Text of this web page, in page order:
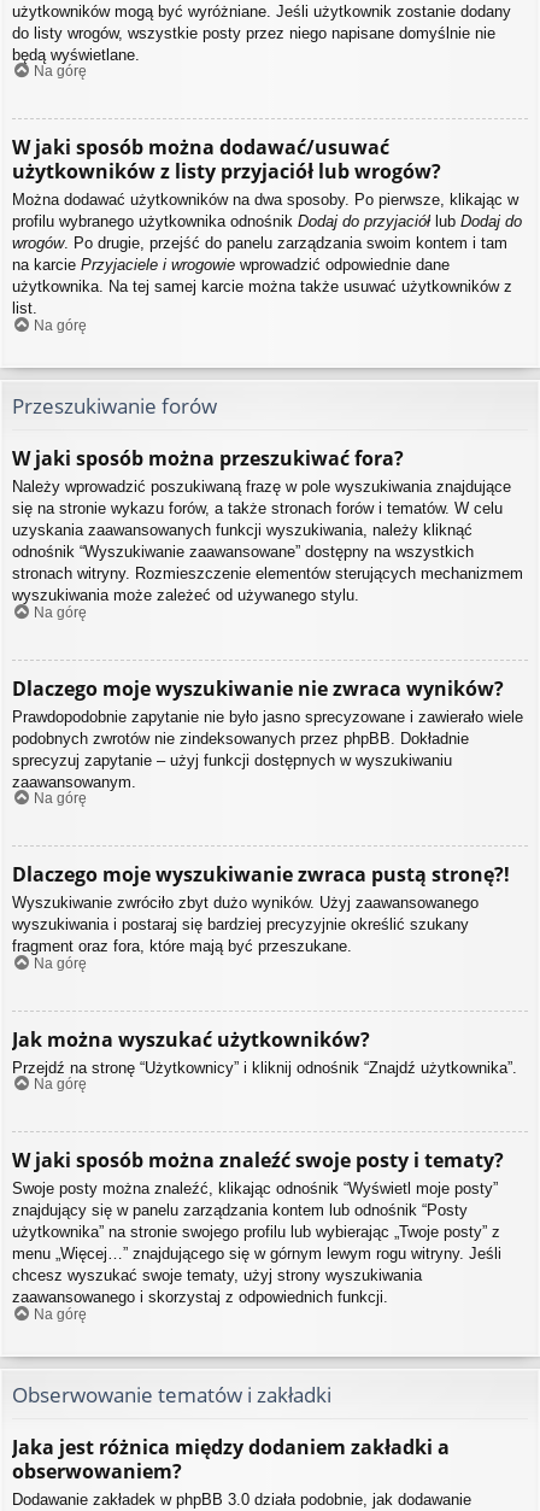
użytkowników mogą być wyróżniane. Jeśli użytkownik zostanie dodany
do listy wrogów, wszystkie posty przez niego napisane domyślnie nie
będą wyświetlane.
Na górę
W jaki sposób można dodawać/usuwać
użytkowników z listy przyjaciół lub wrogów?
Można dodawać użytkowników na dwa sposoby. Po pierwsze, klikając w
profilu wybranego użytkownika odnośnik Dodaj do przyjaciółlub Dodaj do
wrogów. Po drugie, przejść do panelu zarządzania swoim kontem i tam
na karcie Przyjaciele i wrogowie wprowadzić odpowiednie dane
użytkownika. Na tej samej karcie można także usuwać użytkowników z
list.
Na górę
Przeszukiwanie forów
W jaki sposób można przeszukiwać fora?
Należy wprowadzić poszukiwaną frazę w pole wyszukiwania znajdujące
się na stronie wykazu forów, a także stronach forów i tematów. W celu
uzyskania zaawansowanych funkcji wyszukiwania, należy kliknąć
odnośnik “Wyszukiwanie zaawansowane” dostępny na wszystkich
stronach witryny. Rozmieszczenie elementów sterujących mechanizmem
wyszukiwania może zależeć od używanego stylu.
Na górę
Dlaczego moje wyszukiwanie nie zwraca wyników?
Prawdopodobnie zapytanie nie było jasno sprecyzowane i zawierało wiele
podobnych zwrotów nie zindeksowanych przez phpBB. Dokładnie
sprecyzuj zapytanie – użyj funkcji dostępnych w wyszukiwaniu
zaawansowanym.
Na górę
Dlaczego moje wyszukiwanie zwraca pustą stronę?!
Wyszukiwanie zwróciło zbyt dużo wyników. Użyj zaawansowanego
wyszukiwania i postaraj się bardziej precyzyjnie określić szukany
fragment oraz fora, które mają być przeszukane.
Na górę
Jak można wyszukać użytkowników?
Przejdź na stronę “Użytkownicy” i kliknij odnośnik “Znajdź użytkownika”.
Na górę
W jaki sposób można znaleźć swoje posty i tematy?
Swoje posty można znaleźć, klikając odnośnik “Wyświetl moje posty”
znajdujący się w panelu zarządzania kontem lub odnośnik “Posty
użytkownika” na stronie swojego profilu lub wybierając „Twoje posty” z
menu „Więcej…” znajdującego się w górnym lewym rogu witryny. Jeśli
chcesz wyszukać swoje tematy, użyj strony wyszukiwania
zaawansowanego i skorzystaj z odpowiednich funkcji.
Na górę
Obserwowanie tematów i zakładki
Jaka jest różnica między dodaniem zakładki a
obserwowaniem?
Dodawanie zakładek w phpBB 3.0 działa podobnie, jak dodawanie